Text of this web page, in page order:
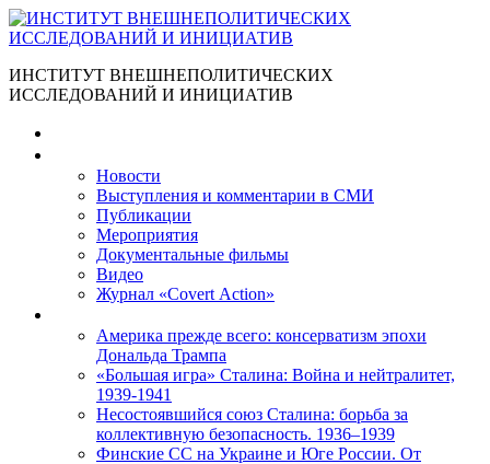
ИНСТИТУТ ВНЕШНЕПОЛИТИЧЕСКИХ
ИССЛЕДОВАНИЙ И ИНИЦИАТИВ
Новости
Выступления и коммента­рии в СМИ
Публикации
Мероприятия
Документальные фильмы
Видео
Журнал «Covert Action»
Америка прежде всего: консерватизм эпохи
Дональда Трампа
«Большая игра» Сталина: Война и нейтралитет,
1939-1941
Несостоявшийся союз Сталина: борьба за
коллективную безопасность. 1936–1939
Финские СС на Украине и Юге России. От